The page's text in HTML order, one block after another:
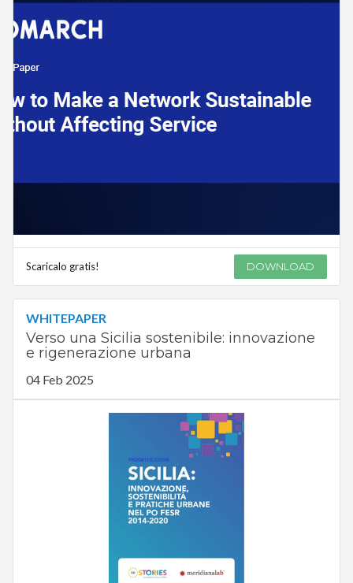
Scaricalo gratis! DOWNLOAD
WHITEPAPER
Verso una Sicilia sostenibile: innovazione
e rigenerazione urbana
04 Feb 2025